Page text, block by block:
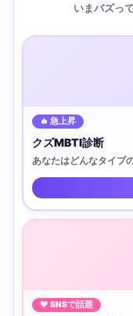
いまバズっ
🔥 急上昇
クズMBTI診断
あなたはどんなタイプ
♥ SNSで話題